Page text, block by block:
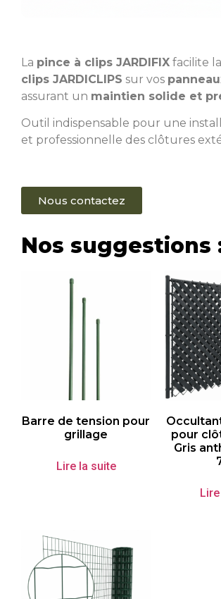
La pince à clips JARDIFIX facilite la
clips JARDICLIPS sur vos
assurant un maintien solide et
Outil indispensable pour une
et professionnelle des clôtures
Nous contactez
Nos suggestions
Barre de tension pour
grillage
Lire la suite
pour
Gris